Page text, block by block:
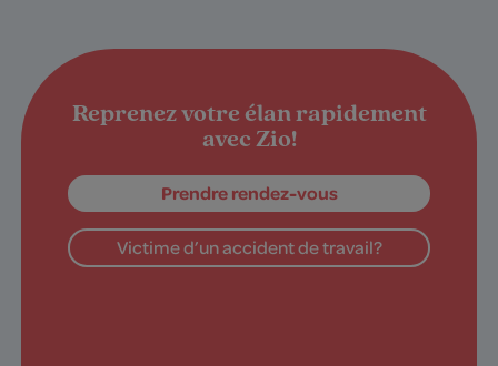
Reprenez votre élan rapidement
avec Zio!
Prendre rendez-vous
Victime d’un accident de travail?